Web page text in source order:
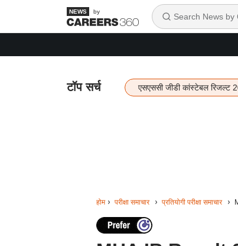
by
टॉप सर्च एसएससी जीडी कांस्टेबल रिजल्ट
होम परीक्षा समाचार प्रतियोगी परीक्षा समाचार